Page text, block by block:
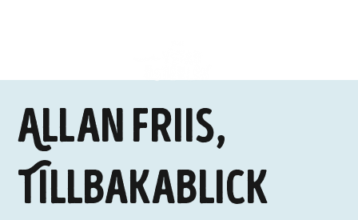
Allan Friis,
Tillbakablick